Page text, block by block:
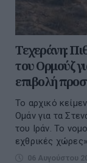
Τεχεράνη:
του Ορμούζ
επιβολή
Το αρχικό
Ομάν για τα
του Ιράν. Το
εχθρικές
06 Αυγούστου